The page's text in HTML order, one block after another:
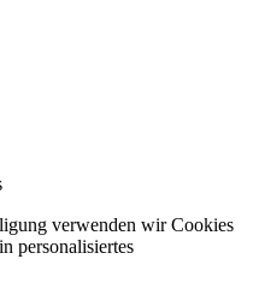
verwenden wir Cookies
personalisiertes